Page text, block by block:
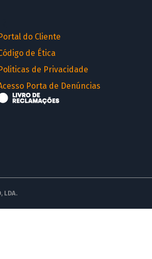
do Cliente
de Ética
de Privacidade
Porta de Denúncias
LDA.